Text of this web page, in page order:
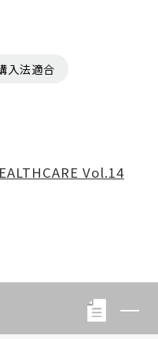
入法適合
Vol.14